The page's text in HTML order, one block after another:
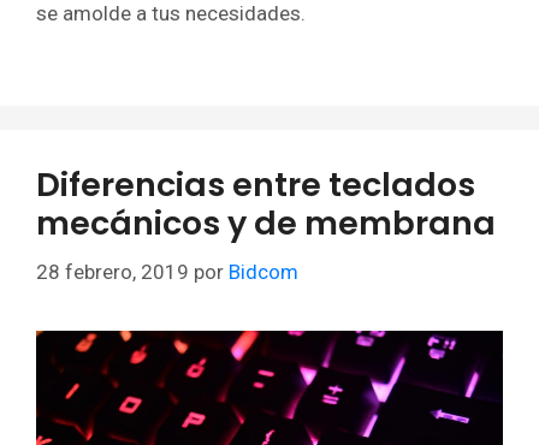
se amolde a tus necesidades.
Diferencias entre teclados
mecánicos y de membrana
28 febrero, 2019 por Bidcom